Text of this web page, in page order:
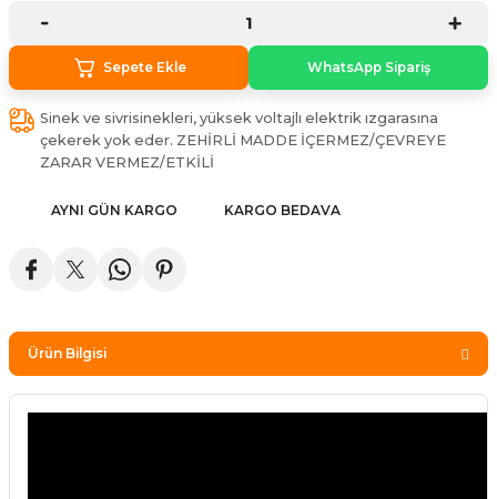
Sepete Ekle WhatsApp Sipariş
Sinek ve sivrisinekleri, yüksek voltajlı elektrik ızgarasına
çekerek yok eder. ZEHİRLİ MADDE İÇERMEZ/ÇEVREYE
ZARAR VERMEZ/ETKİLİ
AYNI GÜN KARGO KARGO BEDAVA
Ürün Bilgisi